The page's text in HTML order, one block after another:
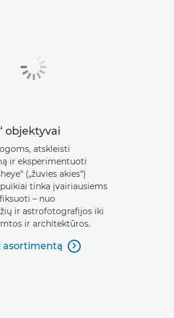
objektyvai
atskleisti
ir eksperimentuoti
(„žuvies akies“)
tinka įvairiausiems
– nuo
ir astrofotografijos iki
ir architektūros.
asortimentą 